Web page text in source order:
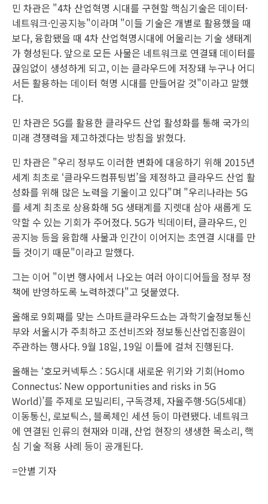
민 차관은 "4차 산업혁명 시대를 구현할 핵심기술은 데이터·
네트워크·인공지능"이라며 "이들 기술은 개별로 활용했을 때
보다, 융합됐을 때 4차 산업혁명시대에 어울리는 기술 생태계
가 형성된다. 앞으로 모든 사물은 네트워크로 연결돼 데이터를
끊임없이 생성하게 되고, 이는 클라우드에 저장돼 누구나 어디
서든 활용하는 데이터 혁명 시대를 만들어갈 것"이라고 말했
다.
민 차관은 5G를 활용한 클라우드 산업 활성화를 통해 국가의
미래 경쟁력을 제고하겠다는 방침을 밝혔다.
민 차관은 "우리 정부도 이러한 변화에 대응하기 위해 2015년
세계 최초로 ‘클라우드컴퓨팅법’을 제정하고 클라우드 산업 활
성화를 위해 많은 노력을 기울이고 있다"며 "우리나라는 5G
를 세계 최초로 상용화해 5G 생태계를 지렛대 삼아 새롭게 도
약할 수 있는 기회가 주어졌다. 5G가 빅데이터, 클라우드, 인
공지능 등을 융합해 사물과 인간이 이어지는 초연결 시대를 만
들 것이기 때문"이라고 말했다.
그는 이어 "이번 행사에서 나오는 여러 아이디어들을 정부 정
책에 반영하도록 노력하겠다"고 덧붙였다.
올해로 9회째를 맞는 스마트클라우드쇼는 과학기술정보통신
부와 서울시가 주최하고 조선비즈와 정보통신산업진흥원이
주관하는 행사다. 9월 18일, 19일 이틀에 걸쳐 진행된다.
올해는 ‘호모커넥투스 : 5G시대 새로운 위기와 기회(Homo
Connectus: New opportunities and risks in 5G
World)’를 주제로 모빌리티, 구독경제, 자율주행·5G(5세대)
이동통신, 로보틱스, 블록체인 세션 등이 마련됐다. 네트워크
에 연결된 인류의 현재와 미래, 산업 현장의 생생한 목소리, 핵
심 기술 적용 사례 등이 공개된다.
=안별 기자